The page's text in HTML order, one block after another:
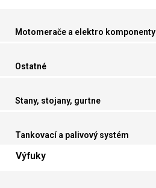
Motomerače a elektro komponenty
Ostatné
Stany, stojany, gurtne
Tankovací a palivový systém
Výfuky